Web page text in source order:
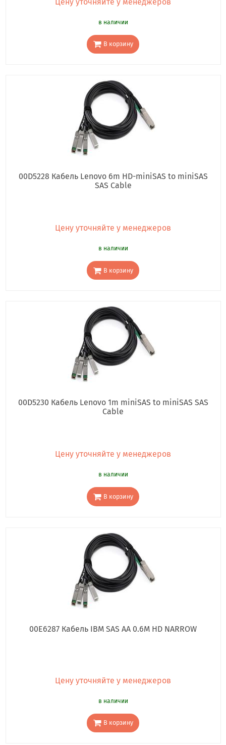
в наличии
В корзину
00D5228 Кабель Lenovo 6m HD-miniSAS to miniSAS
SAS Cable
Цену уточняйте у менеджеров
в наличии
В корзину
00D5230 Кабель Lenovo 1m miniSAS to miniSAS SAS
Cable
Цену уточняйте у менеджеров
в наличии
В корзину
00E6287 Кабель IBM SAS AA 0.6M HD NARROW
Цену уточняйте у менеджеров
в наличии
В корзину